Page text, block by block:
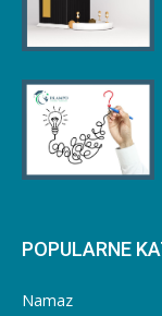
POPULARNE
Namaz